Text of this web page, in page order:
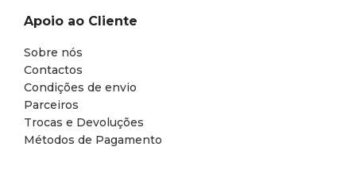
Apoio ao Cliente
Sobre nós
Contactos
Condições de envio
Parceiros
Trocas e Devoluções
Métodos de Pagamento